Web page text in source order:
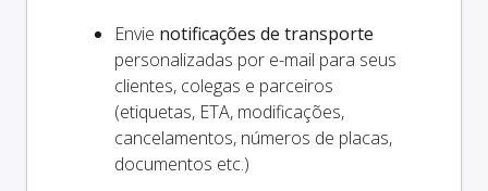
Envie notificações de transporte
personalizadas por e-mail para seus
clientes, colegas e parceiros
(etiquetas, ETA, modificações,
cancelamentos, números de placas,
documentos etc.)